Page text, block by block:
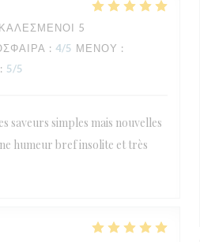
5
: 4/5 ΜΕΝΟΎ :
: 5/5
saveurs simples mais nouvelles
humeur bref insolite et très